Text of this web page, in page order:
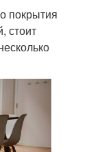
покрытия
стоит